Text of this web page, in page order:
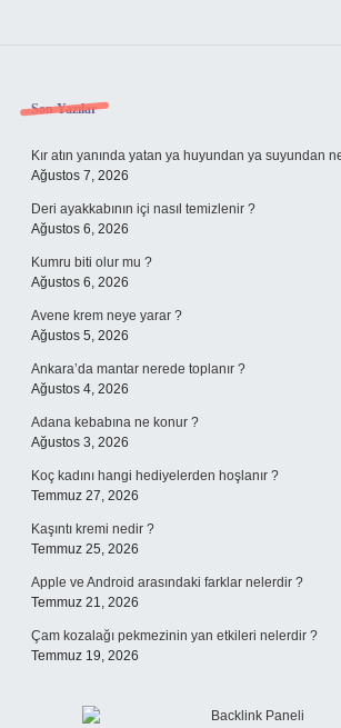
Sidebar
Son Yazılar
Kır atın yanında yatan ya huyundan ya suyundan
Ağustos 7, 2026
Deri ayakkabının içi nasıl temizlenir ?
Ağustos 6, 2026
Kumru biti olur mu ?
Ağustos 6, 2026
Avene krem neye yarar ?
Ağustos 5, 2026
Ankara’da mantar nerede toplanır ?
Ağustos 4, 2026
Adana kebabına ne konur ?
Ağustos 3, 2026
Koç kadını hangi hediyelerden hoşlanır ?
Temmuz 27, 2026
Kaşıntı kremi nedir ?
Temmuz 25, 2026
Apple ve Android arasındaki farklar nelerdir ?
Temmuz 21, 2026
Çam kozalağı pekmezinin yan etkileri nelerdir ?
Temmuz 19, 2026